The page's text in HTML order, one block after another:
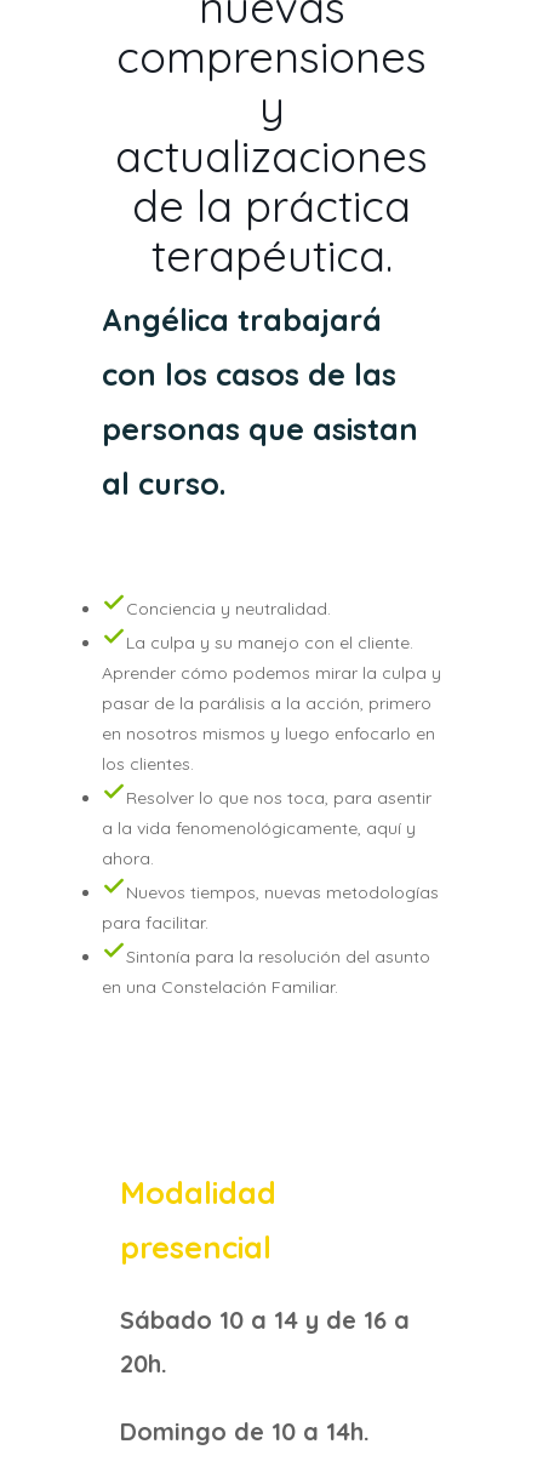
comprensiones
y
actualizaciones
de la práctica
terapéutica.
Angélica trabajará
con los casos de las
personas que asistan
al curso.
Conciencia y neutralidad.
La culpa y su manejo con el cliente.
Aprender cómo podemos mirar la culpa y
pasar de la parálisis a la acción, primero
en nosotros mismos y luego enfocarlo en
los clientes.
Resolver lo que nos toca, para asentir
a la vida fenomenológicamente, aquí y
ahora.
Nuevos tiempos, nuevas metodologías
para facilitar.
Sintonía para la resolución del asunto
en una Constelación Familiar.
Modalidad
presencial
Sábado 10 a 14 y de 16 a
20h.
Domingo de 10 a 14h.